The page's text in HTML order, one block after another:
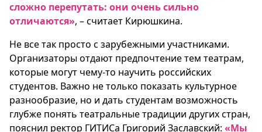
сложно перепутать: они очень сильно
отличаются», – считает Кирюшкина.
Не все так просто с зарубежными участниками.
Организаторы отдают предпочтение тем театрам,
которые могут чему-то научить российских
студентов. Важно не только показать культурное
разнообразие, но и дать студентам возможность
глубже понять театральные традиции других стран,
пояснил ректор ГИТИСа Григорий Заславский: «Мы